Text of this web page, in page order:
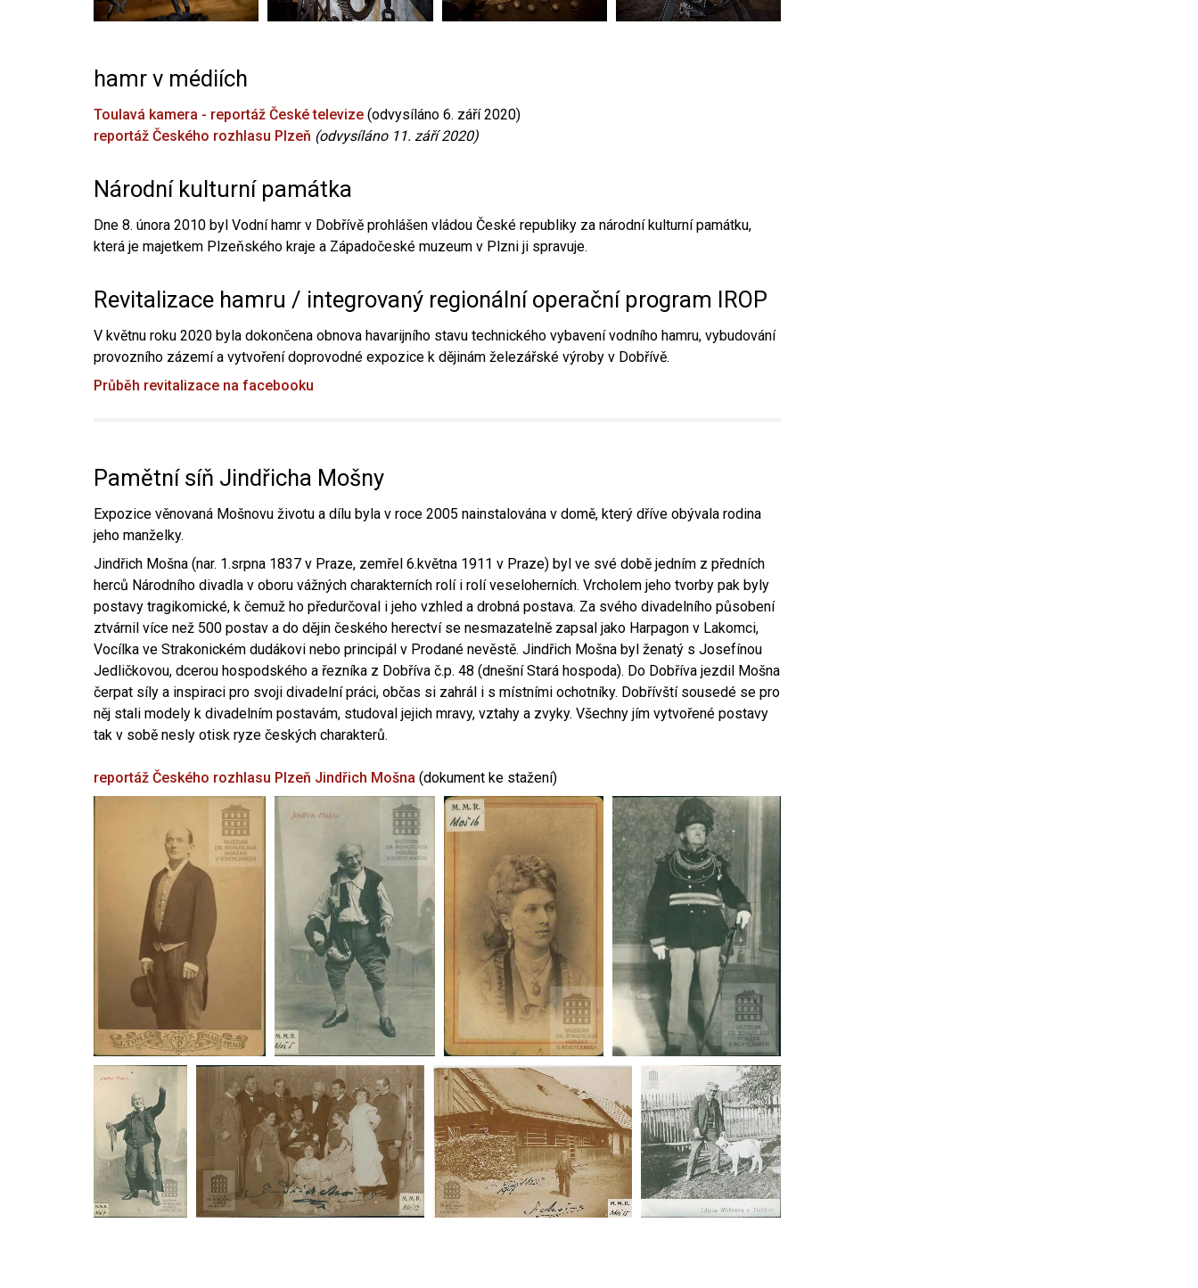
hamr v médiích
Toulavá kamera - reportáž České televize (odvysíláno 6. září 2020)
reportáž Českého rozhlasu Plzeň (odvysíláno 11. září 2020)
Národní kulturní památka
Dne 8. února 2010 byl Vodní hamr v Dobřívě prohlášen vládou České republiky za národní kulturní památku,
která je majetkem Plzeňského kraje a Západočeské muzeum v Plzni ji spravuje.
Revitalizace hamru / integrovaný regionální operační program IROP
V květnu roku 2020 byla dokončena obnova havarijního stavu technického vybavení vodního hamru, vybudování
provozního zázemí a vytvoření doprovodné expozice k dějinám železářské výroby v Dobřívě.
Průběh revitalizace na facebooku
Pamětní síň Jindřicha Mošny
Expozice věnovaná Mošnovu životu a dílu byla v roce 2005 nainstalována v domě, který dříve obývala rodina
jeho manželky.
Jindřich Mošna (nar. 1.srpna 1837 v Praze, zemřel 6.května 1911 v Praze) byl ve své době jedním z předních
herců Národního divadla v oboru vážných charakterních rolí i rolí veseloherních. Vrcholem jeho tvorby pak byly
postavy tragikomické, k čemuž ho předurčoval i jeho vzhled a drobná postava. Za svého divadelního působení
ztvárnil více než 500 postav a do dějin českého herectví se nesmazatelně zapsal jako Harpagon v Lakomci,
Vocílka ve Strakonickém dudákovi nebo principál v Prodané nevěstě. Jindřich Mošna byl ženatý s Josefínou
Jedličkovou, dcerou hospodského a řezníka z Dobříva č.p. 48 (dnešní Stará hospoda). Do Dobříva jezdil Mošna
čerpat síly a inspiraci pro svoji divadelní práci, občas si zahrál i s místními ochotníky. Dobřívští sousedé se pro
něj stali modely k divadelním postavám, studoval jejich mravy, vztahy a zvyky. Všechny jím vytvořené postavy
tak v sobě nesly otisk ryze českých charakterů.
reportáž Českého rozhlasu Plzeň Jindřich Mošna (dokument ke stažení)